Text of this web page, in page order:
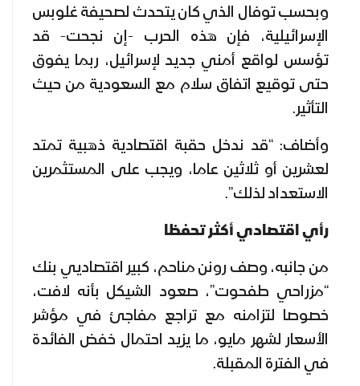
وبحسب توفال الذي كان يتحدث لصحيفة غلوبس
الإسرائيلية، فإن هذه الحرب -إن نجحت- قد
تؤسس لواقع أمني جديد لإسرائيل، ربما يفوق
حتى توقيع اتفاق سلام مع السعودية من حيث
التأثير.
وأضاف: “قد ندخل حقبة اقتصادية ذهبية تمتد
لعشرين أو ثلاثين عاما، ويجب على المستثمرين
الاستعداد لذلك”.
رأي اقتصادي أكثر تحفظا
من جانبه، وصف رونن مناحم، كبير اقتصاديي بنك
“مزراحي طفحوت”، صعود الشيكل بأنه لافت،
خصوصا لتزامنه مع تراجع مفاجئ في مؤشر
الأسعار لشهر مايو، ما يزيد احتمال خفض الفائدة
في الفترة المقبلة.